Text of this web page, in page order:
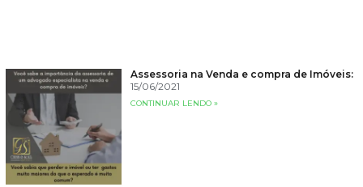
Assessoria na Venda e compra de Imóveis:
15/06/2021
CONTINUAR LENDO »